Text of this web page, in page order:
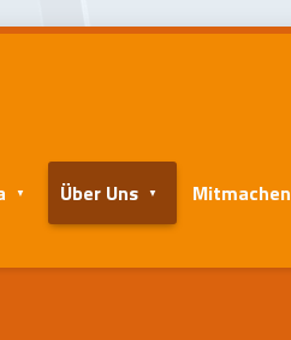
Über Uns Mitmachen